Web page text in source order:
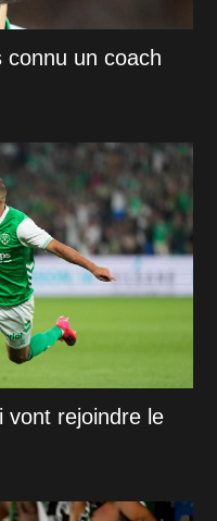
connu un coach
vont rejoindre le